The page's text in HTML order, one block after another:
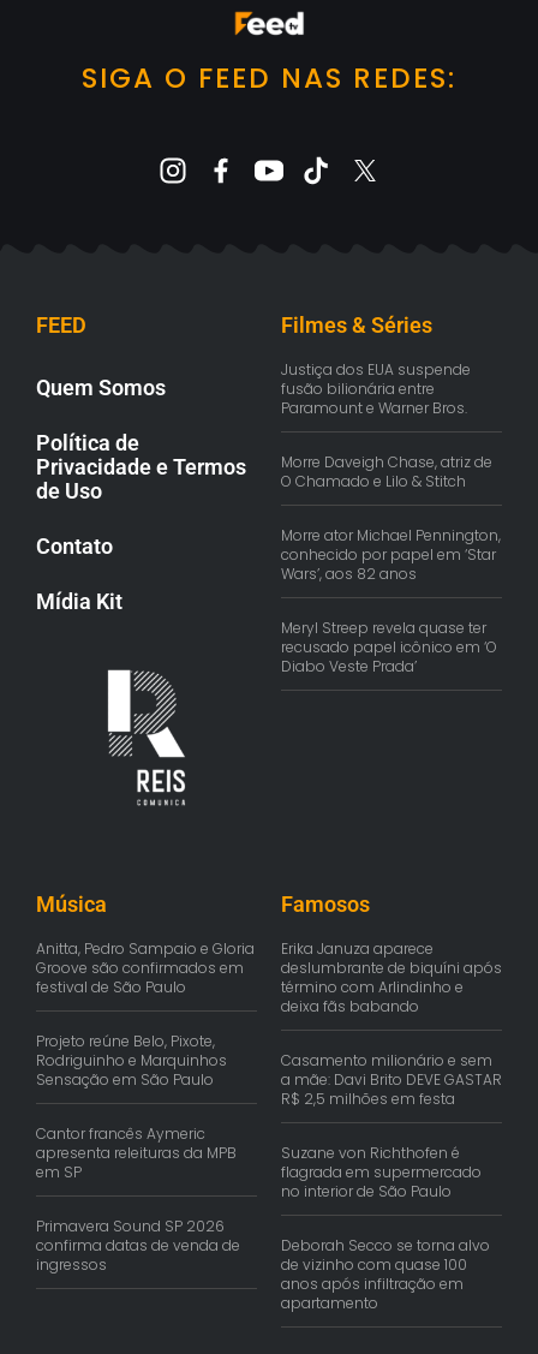
SIGA O FEED NAS REDES:
FEED
Quem Somos
Política de
Privacidade e Termos
de Uso
Contato
Mídia Kit
Filmes & Séries
Justiça dos EUA suspende
fusão bilionária entre
Paramount e Warner Bros.
Morre Daveigh Chase, atriz de
O Chamado e Lilo & Stitch
Morre ator Michael Pennington,
conhecido por papel em ‘Star
Wars’, aos 82 anos
Meryl Streep revela quase ter
recusado papel icônico em ‘O
Diabo Veste Prada’
Música
Anitta, Pedro Sampaio e Gloria
Groove são confirmados em
festival de São Paulo
Projeto reúne Belo, Pixote,
Rodriguinho e Marquinhos
Sensação em São Paulo
Cantor francês Aymeric
apresenta releituras da MPB
em SP
Primavera Sound SP 2026
confirma datas de venda de
ingressos
Famosos
Erika Januza aparece
deslumbrante de biquíni após
término com Arlindinho e
deixa fãs babando
Casamento milionário e sem
a mãe: Davi Brito DEVE GASTAR
R$ 2,5 milhões em festa
Suzane von Richthofen é
flagrada em supermercado
no interior de São Paulo
Deborah Secco se torna alvo
de vizinho com quase 100
anos após infiltração em
apartamento